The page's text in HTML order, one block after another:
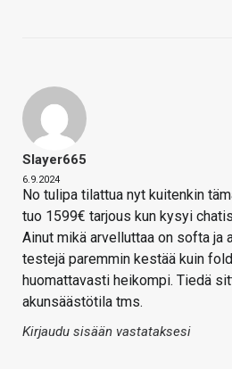
Slayer665
6.9.2024
No tulipa tilattua nyt kuitenkin
tuo 1599€ tarjous kun kysyi
Ainut mikä arvelluttaa on softa ja
testejä paremmin kestää kuin
huomattavasti heikompi. Tiedä
akunsäästötila tms.
Kirjaudu sisään vastataksesi